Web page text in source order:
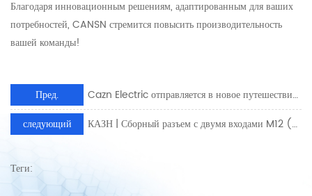
Благодаря инновационным решениям, адаптированным для ваших
потребностей, CANSN стремится повысить производительность
вашей команды!
Пред.
Cazn Electric отправляется в новое путешествие с процветанием
следующий
КАЗН | Сборный разъем с двумя входами M12 (легко удовлетворяет требованиям блоков ввода-вывода для двухпроводных соединений)
Теги: